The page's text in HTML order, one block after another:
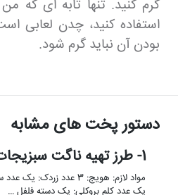
گرم کنید. تنها تابه ای که
استفاده کنید، چدن لعابی
بودن آن نباید گرم شود.
دستور پخت های مشابه
1- طرز تهیه ناگت سبزیجات
یک عدد کلم بروکلی: یک دسته فلفل …